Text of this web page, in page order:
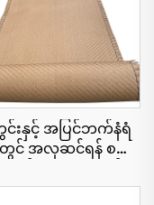
းနှင့် အပြင်ဘက်နံရံ
းတွင် အလှဆင်ရန် စက်
ကောင်းများ